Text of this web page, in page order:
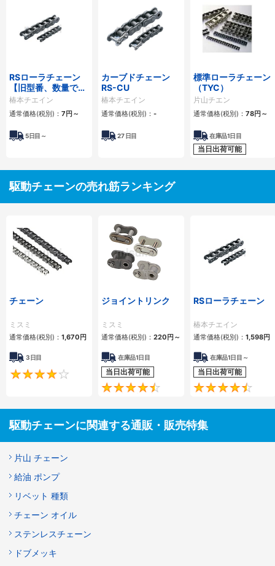
RSローラチェーン
【旧型番、数量でリ
ンク数指定】
椿本チエイン
通常価格(税別)： 7 円 ～
5日目～
カーブドチェーン
RS-CU
椿本チエイン
通常価格(税別)： -
27日目
標準ローラチェーン
（TYC）
片山チエン
通常価格(税別)： 78円 ～
在庫品1日目
当日出荷可能
駆動チェーンの売れ筋ランキング
チェーン
ミスミ
通常価格(税別)： 1,670 円
3日目
4.2
ジョイントリンク
ミスミ
通常価格(税別)： 220 円 ～
在庫品1日目
当日出荷可能
4.5
RSローラチェーン
椿本チエイン
通常価格(税別)： 1,598円
在庫品1日目～
当日出荷可能
駆動チェーンに関連する通販・販売特集
片山 チェーン
給油 ポンプ
リベット 種類
チェーン オイル
ステンレスチェーン
ドブメッキ